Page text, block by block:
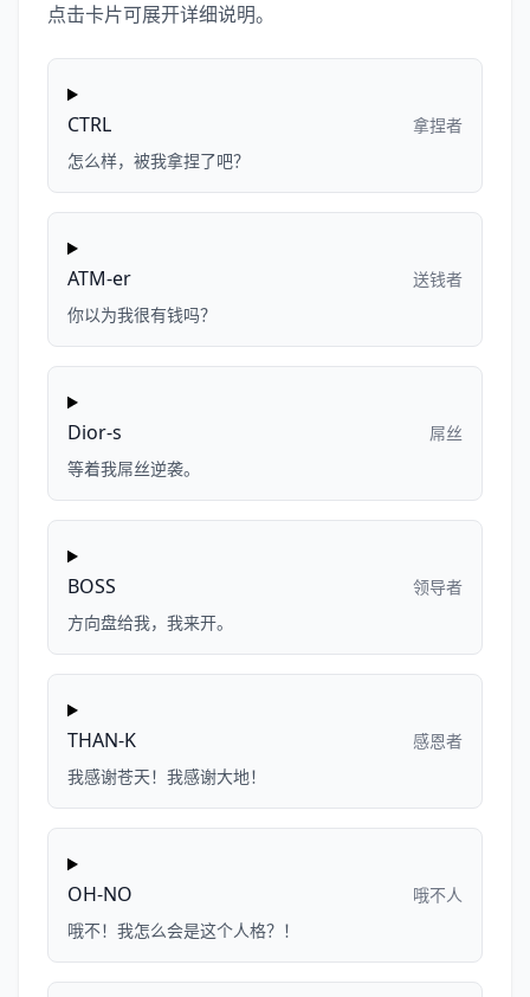
点击卡片可展开详细说明。
CTRL
拿捏者
怎么样，被我拿捏了吧？
ATM-er
送钱者
你以为我很有钱吗？
Dior-s
屌丝
等着我屌丝逆袭。
BOSS
领导者
方向盘给我，我来开。
THAN-K
感恩者
我感谢苍天！我感谢大地！
OH-NO
哦不人
哦不！我怎么会是这个人格？！